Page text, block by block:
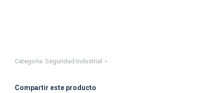
Categoría: Seguridad Industrial
Compartir este producto